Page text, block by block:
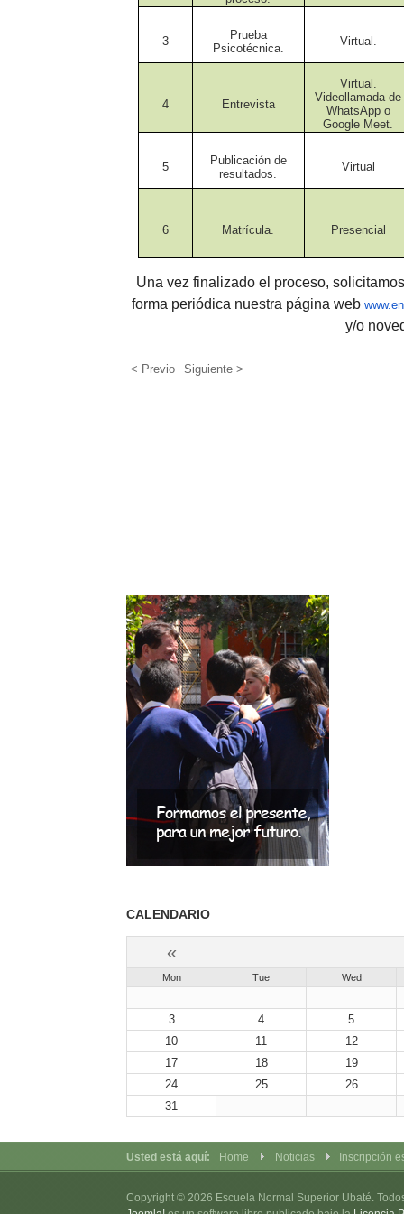
3
Prueba
Psicotécnica.
Virtual.
4 Entrevista
Virtual.
Videollamada de
WhatsApp o
Google Meet.
5
Publicación de
resultados.
Virtual
6 Matrícula. Presencial
Una vez finalizado el proceso,
forma periódica nuestra página web
y/o
< Previo Siguiente >
CALENDARIO
«
Mon Tue Wed
3 4
5
10
11
12
17
18
19
24
25
26
31
Usted está aquí: Home Noticias Inscripción
Copyright © 2026 Escuela Normal Superior Ubaté.